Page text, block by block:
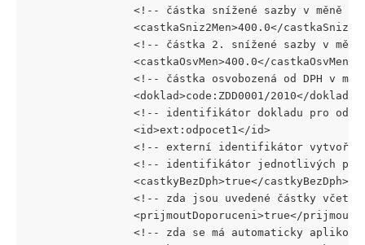
<!-- částka snížené sazby v měně
<castkaSniz2Men>400.0</
<!-- částka 2. snížené sazby v
				<castkaOsvMen>400.0</castkaOsvMen>
<!-- částka osvobozená od DPH v
				<doklad>code:ZDD0001/2010</doklad>
<!-- identifikátor dokladu pro
				<id>ext:odpocet1</id>
<!-- externí identifikátor
<!-- identifikátor jednotlivých
				<castkyBezDph>true</castkyBezDph>
<!-- zda jsou uvedené částky
<prijmoutDoporuceni>true</
<!-- zda se má automaticky